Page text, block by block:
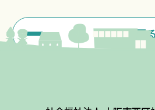
一覧に戻